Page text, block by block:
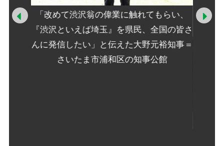
「改めて渋沢翁の偉業に触れてもらい、
『渋沢といえば埼玉』を県民、全国の皆さ
んに発信したい」と伝えた大野元裕知事＝
さいたま市浦和区の知事公館
Prev